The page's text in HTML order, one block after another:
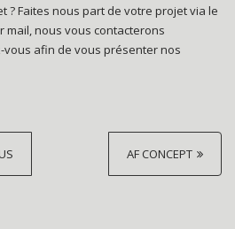
? Faites nous part de votre projet via le
nous vous contacterons
afin de vous présenter nos
AF CONCEPT